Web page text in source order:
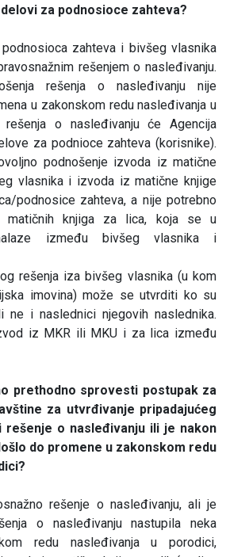
za podnosioce zahteva?
zahteva i bivšeg vlasnika
rešenjem o nasleđivanju.
rešenja o nasleđivanju nije
u zakonskom redu nasleđivanja u
o nasleđivanju će Agencija
za podnioce zahteva (korisnike).
podnošenje izvoda iz matične
vlasnika i izvoda iz matične knjige
podnosice zahteva, a nije potrebno
knjiga za lica, koja se u
između bivšeg vlasnika i
rešenja iza bivšeg vlasnika (u kom
imovina) može se utvrditi ko su
ne i naslednici njegovih naslednika.
iz MKR ili MKU i za lica između
prethodno sprovesti postupak za
za utvrđivanje pripadajućeg
rešenje o nasleđivanju ili je nakon
do promene u zakonskom redu
rešenje o nasleđivanju, ali je
o nasleđivanju nastupila neka
redu nasleđivanja u porodici,